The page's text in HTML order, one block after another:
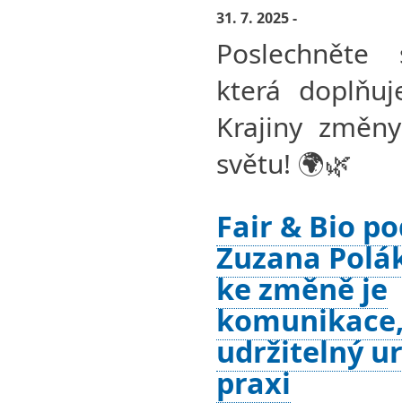
31. 7. 2025 -
která
Krajiny
světu! 🌍🌿
Fair & Bio
Zuzana
ke změně je
udržitelný
praxi